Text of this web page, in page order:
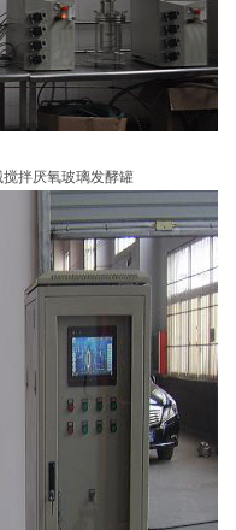
拌厌氧玻璃发酵罐